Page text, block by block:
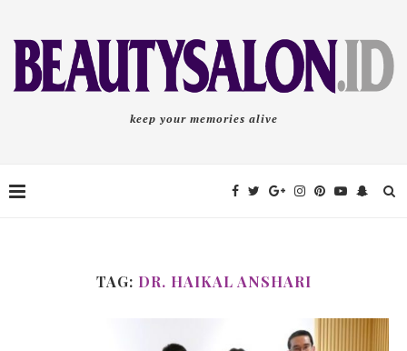
keep your memories alive
TAG: DR. HAIKAL ANSHARI